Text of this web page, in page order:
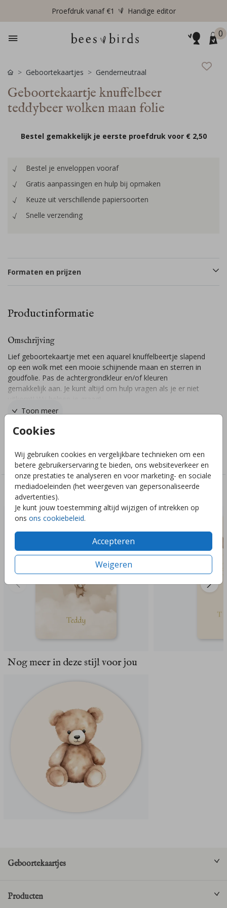
Proefdruk vanaf €1 Handige editor
0
Cookies
Wij gebruiken cookies en vergelijkbare technieken om een
betere gebruikerservaring te bieden, ons websiteverkeer en
onze prestaties te analyseren en voor marketing- en sociale
mediadoeleinden (het weergeven van gepersonaliseerde
advertenties).
Je kunt jouw toestemming altijd wijzigen of intrekken op
ons ons cookiebeleid.
Accepteren
Weigeren
Geboortekaartjes Genderneutraal
Geboortekaartje knuffelbeer
teddybeer wolken maan folie
Bestel gemakkelijk je eerste proefdruk voor € 2,50
Bestel je enveloppen vooraf
Gratis aanpassingen en hulp bij opmaken
Keuze uit verschillende papiersoorten
Snelle verzending
Formaten en prijzen
Productinformatie
Omschrijving
Lief geboortekaartje met een aquarel knuffelbeertje slapend
op een wolk met een mooie schijnende maan en sterren in
goudfolie. Pas de achtergrondkleur en/of kleuren
gemakkelijk aan. Je kunt altijd om hulp vragen als je er niet
Toon meer
Genderneutraal
Deze ontwerpen vind je misschien ook leuk
Nog meer in deze stijl voor jou
Geboortekaartjes
Producten